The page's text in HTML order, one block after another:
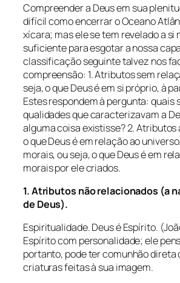
Compreender a Deus em sua
difícil como encerrar o Oceano
xícara; mas ele se tem revelado a si
suficiente para esgotar a nossa
classificação seguinte talvez nos
compreensão: 1. Atributos sem
seja, o que Deus é em si próprio, à
Estes respondem à pergunta: quais
qualidades que caracterizavam a
alguma coisa existisse? 2. Atributos
o que Deus é em relação ao
morais, ou seja, o que Deus é em
morais por ele criados.
1. Atributos não relacionados (a
de Deus).
Espiritualidade. Deus é Espírito.
Espírito com personalidade; ele
portanto, pode ter comunhão direta
criaturas feitas à sua imagem.